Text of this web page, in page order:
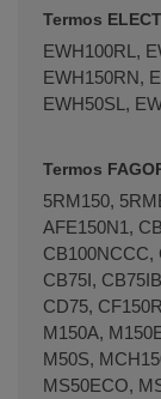
Termos
EWH100RL,
EWH150RN,
EWH50SL,
Termos
5RM150,
AFE150N1,
CB100NCCC,
CB75I,
CD75,
M150A,
M50S,
MS50ECO,